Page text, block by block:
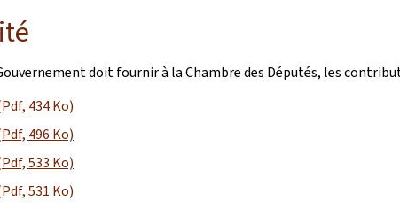
doit fournir à la Chambre des Députés, les
434 Ko)
496 Ko)
533 Ko)
531 Ko)